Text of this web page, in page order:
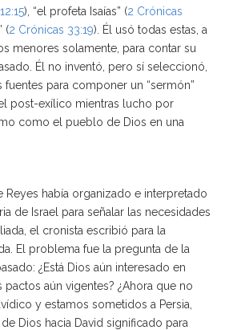
), “el profeta Isaías” (2 Crónicas
(2 Crónicas 33:19). Él usó todas estas, a
menores solamente, para contar su
Él no inventó, pero sí seleccionó,
para componer un “sermón”
post-exílico mientras lucho por
como el pueblo de Dios en una
había organizado e interpretado
de Israel para señalar las necesidades
el cronista escribió para la
El problema fue la pregunta de la
¿Está Dios aún interesado en
pactos aún vigentes? ¿Ahora que no
y estamos sometidos a Persia,
Dios hacia David significado para